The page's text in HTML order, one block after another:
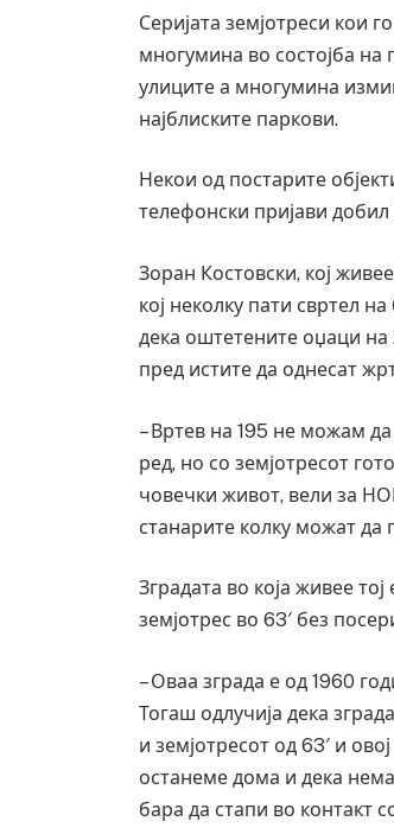
Серијата земјотреси кои
многумина во состојба на
улиците а многумина
најблиските паркови.
Некои од постарите
телефонски пријави
Зоран Костовски, кој
кој неколку пати свртел
дека оштетените оџаци на
пред истите да однесат
– Вртев на 195 не можам
ред, но со земјотресот
човечки живот, вели за
станарите колку можат
Зградата во која живее
земјотрес во 63′ без
– Оваа зграда е од 1960
Тогаш одлучија дека
и земјотресот од 63′ и
останеме дома и дека
бара да стапи во контакт
Уште двајца починаа
во главниот град на
завиткан како